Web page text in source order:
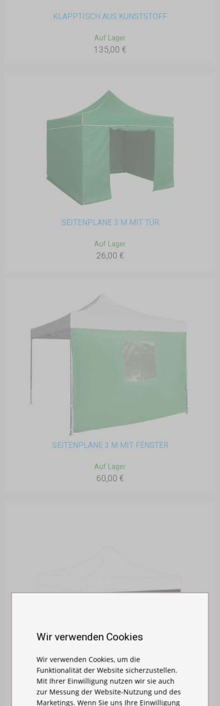
KLAPPTISCH AUS KUNSTSTOFF
Auf Lager
135,00 €
SEITENPLANE 3 M MIT TÜR
Auf Lager
26,00 €
SEITENPLANE 3 M MIT FENSTER
Auf Lager
60,00 €
Wir verwenden Cookies
Wir verwenden Cookies, um die
Funktionalität der Website sicherzustellen.
Mit Ihrer Einwilligung nutzen wir sie auch
zur Messung der Website-Nutzung und des
Marketings. Wenn Sie uns Ihre Einwilligung